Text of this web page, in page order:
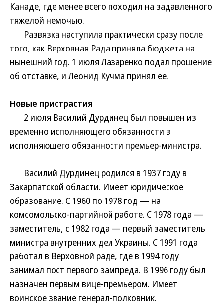
Канаде, где менее всего походил на задавленного
тяжелой немочью.
Развязка наступила практически сразу после
того, как Верховная Рада приняла бюджета на
нынешний год. 1 июля Лазаренко подал прошение
об отставке, и Леонид Кучма принял ее.
Новые пристрастия
2 июля Василий Дурдинец был повышен из
временно исполняющего обязанности в
исполняющего обязанности премьер-министра.
Василий Дурдинец родился в 1937 году в
Закарпатской области. Имеет юридическое
образование. С 1960 по 1978 год — на
комсомольско-партийной работе. С 1978 года —
заместитель, с 1982 года — первый заместитель
министра внутренних дел Украины. С 1991 года
работал в Верховной раде, где в 1994 году
занимал пост первого зампреда. В 1996 году был
назначен первым вице-премьером. Имеет
воинское звание генерал-полковник.